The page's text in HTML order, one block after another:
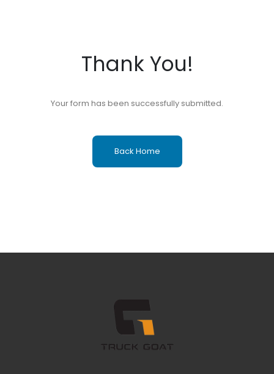
Thank You!
Your form has been successfully submitted.
Back Home